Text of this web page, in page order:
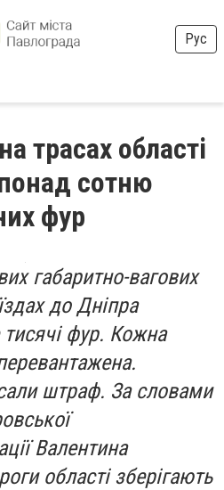
Рус
трасах області
сотню
фур
габаритно-вагових
до Дніпра
фур. Кожна
штраф. За словами
Валентина
області зберігають